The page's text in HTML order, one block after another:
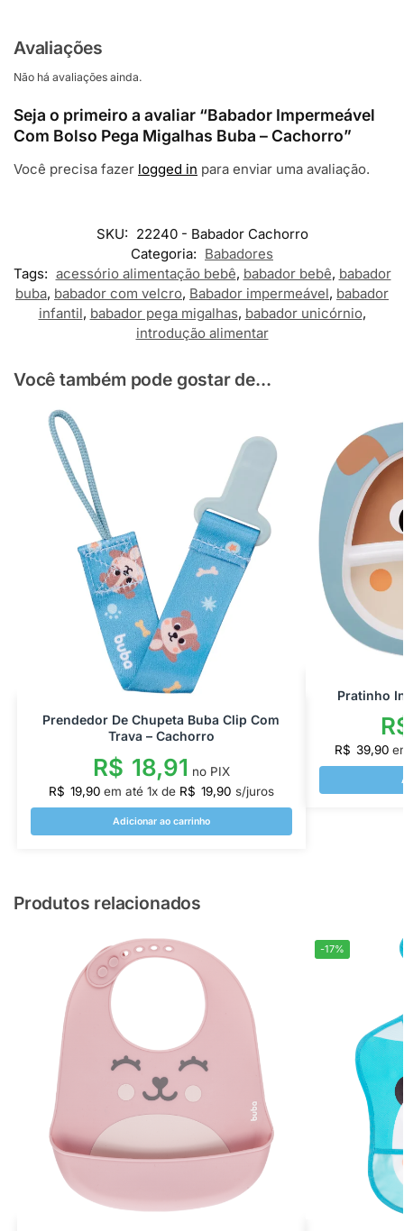
Avaliações
Não há avaliações ainda.
Seja o primeiro a avaliar “Babador Impermeável
Com Bolso Pega Migalhas Buba – Cachorro”
Você precisa fazer logged in para enviar uma avaliação.
SKU: 22240 - Babador Cachorro
Categoria: Babadores
Tags: acessório alimentação bebê, babador bebê, babador
buba, babador com velcro, Babador impermeável, babador
infantil, babador pega migalhas, babador unicórnio,
introdução alimentar
Você também pode gostar de...
Prendedor De Chupeta Buba Clip Com
Trava – Cachorro
R$ 18,91 no PIX
R$ 19,90 em até 1x de R$ 19,90 s/juros
Adicionar ao carrinho
Pratinho
R$ 39,90
Produtos relacionados
-17%